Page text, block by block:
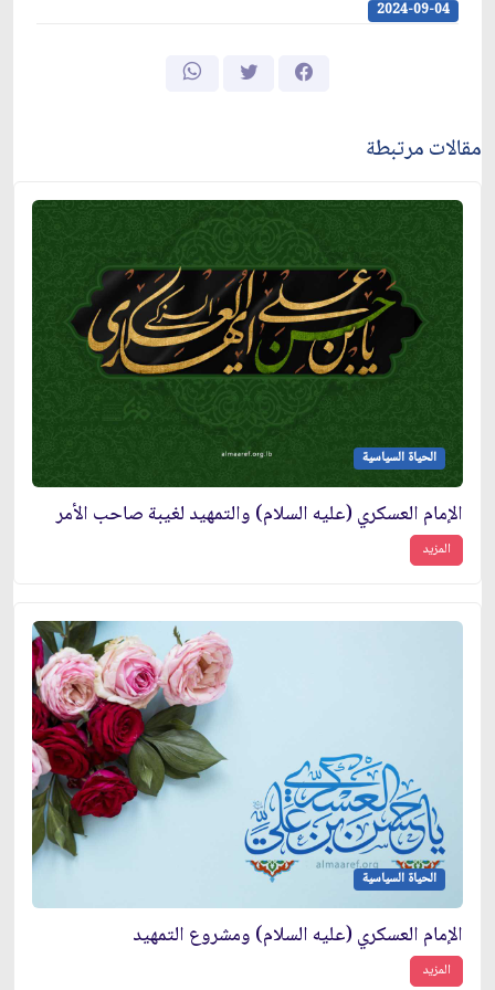
2024-09-04
مقالات مرتبطة
الحياة السياسية
الإمام العسكري (عليه السلام) والتمهيد لغيبة صاحب الأمر
المزيد
الحياة السياسية
الإمام العسكري (عليه السلام) ومشروع التمهيد
المزيد